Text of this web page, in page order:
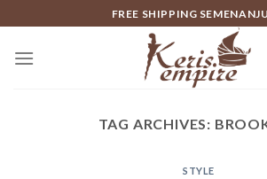
to
content
FREE SHIPPING
TAG ARCHIVES:
STYLE